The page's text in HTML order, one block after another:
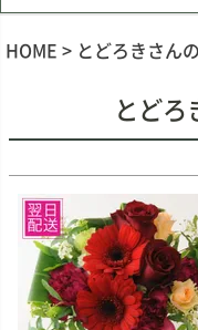
HOME とどろきさん
とどろ